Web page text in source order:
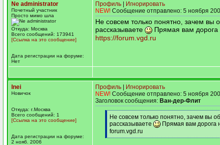
Ne administrator
Почетный участник
Просто мимо шла
Откуда: Москва
Всего сообщений: 173941
[Ссылка на это сообщение]
Дата регистрации на форуме:
Нет
Профиль
Игнорировать
NEW! Сообщение отправлено: 5 ноября
Не совсем только понятно, зачем вы
рассказываете
Прямая вам
https://forum.vgd.ru
Inei
Новичок
Откуда: г.Москва
Всего сообщений: 1
[Ссылка на это сообщение]
Дата регистрации на форуме:
2 нояб. 2006
Профиль
Игнорировать
NEW! Сообщение отправлено: 5 ноября
Заголовок сообщения: Ван-дер-Флит
[q]
Не совсем только понятно, зачем вы
рассказываете
Прямая вам дорога
forum.vgd.ru
[/q]